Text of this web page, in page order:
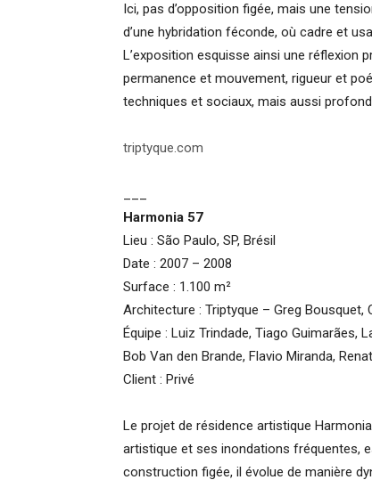
Ici, pas d’opposition figée, mais une
d’une hybridation féconde, où cadre et
L’exposition esquisse ainsi une réflexion
permanence et mouvement, rigueur et
techniques et sociaux, mais aussi
triptyque.com
Harmonia 57
Lieu : São Paulo, SP, Brésil
Date : 2007 – 2008
Surface : 1.100 m²
Architecture : Triptyque – Greg Bousquet,
Équipe : Luiz Trindade, Tiago Guimarães,
Bob Van den Brande, Flavio Miranda,
Client : Privé
Le projet de résidence artistique
artistique et ses inondations fréquentes,
construction figée, il évolue de manière